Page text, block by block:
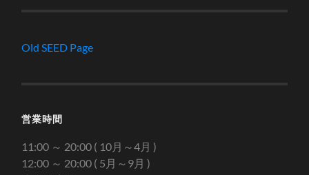
Old SEED Page
営業時間
11:00 ～ 20:00 ( 10月～4月 )
12:00 ～ 20:00 ( 5月～9月 )